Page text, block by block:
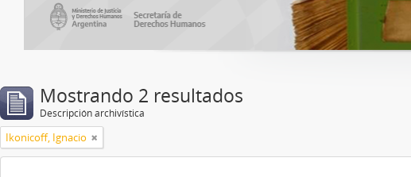
Mostrando 2 resultados
Descripción archivística
Ikonicoff, Ignacio